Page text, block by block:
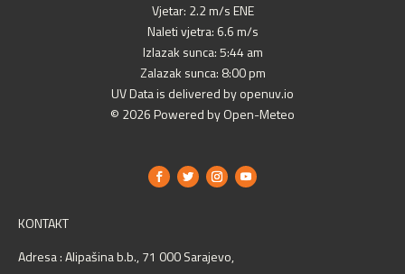
Vjetar: 2.2 m/s ENE
Naleti vjetra: 6.6 m/s
Izlazak sunca: 5:44 am
Zalazak sunca: 8:00 pm
UV Data is delivered by openuv.io
© 2026 Powered by Open-Meteo
KONTAKT
Adresa : Alipašina b.b., 71 000 Sarajevo,